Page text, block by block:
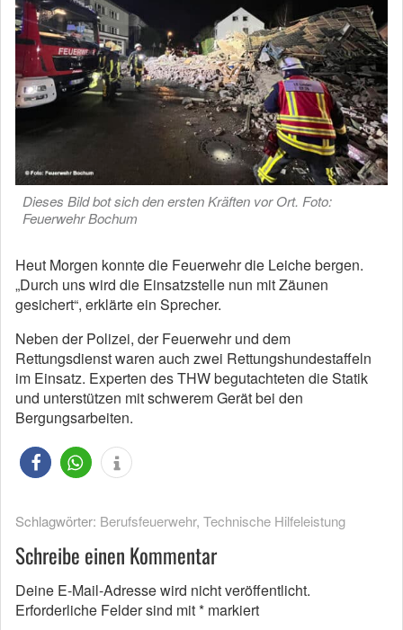
Dieses Bild bot sich den ersten Kräften vor Ort. Foto:
Feuerwehr Bochum
Heut Morgen konnte die Feuerwehr die Leiche bergen.
„Durch uns wird die Einsatzstelle nun mit Zäunen
gesichert“, erklärte ein Sprecher.
Neben der Polizei, der Feuerwehr und dem
Rettungsdienst waren auch zwei Rettungshundestaffeln
im Einsatz. Experten des THW begutachteten die Statik
und unterstützen mit schwerem Gerät bei den
Bergungsarbeiten.
Schlagwörter: Berufsfeuerwehr, Technische Hilfeleistung
Schreibe einen Kommentar
Deine E-Mail-Adresse wird nicht veröffentlicht.
Erforderliche Felder sind mit* markiert